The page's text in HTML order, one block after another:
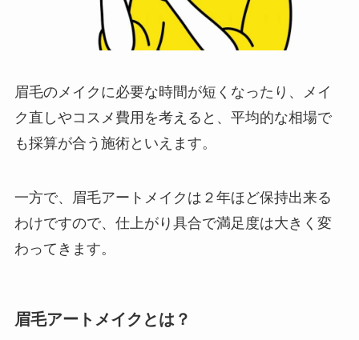
眉毛のメイクに必要な時間が短くなったり、メイ
ク直しやコスメ費用を考えると、平均的な相場で
も採算が合う施術といえます。
一方で、眉毛アートメイクは２年ほど保持出来る
わけですので、仕上がり具合で満足度は大きく変
わってきます。
眉毛アートメイクとは？